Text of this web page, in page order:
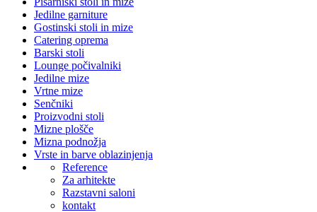
Jedilne garniture
Gostinski stoli in mize
Catering oprema
Barski stoli
Lounge počivalniki
Jedilne mize
Vrtne mize
Senčniki
Proizvodni stoli
Mizne plošče
Mizna podnožja
Vrste in barve oblazinjenja
Reference
Za arhitekte
Razstavni saloni
kontakt